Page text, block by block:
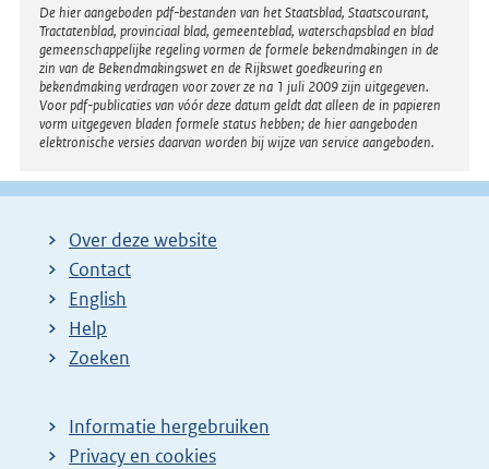
Disclaimer
De hier aangeboden pdf-bestanden van het Staatsblad, Staatscourant,
Tractatenblad, provinciaal blad, gemeenteblad, waterschapsblad en blad
gemeenschappelijke regeling vormen de formele bekendmakingen in de
zin van de Bekendmakingswet en de Rijkswet goedkeuring en
bekendmaking verdragen voor zover ze na 1 juli 2009 zijn uitgegeven.
Voor pdf-publicaties van vóór deze datum geldt dat alleen de in papieren
vorm uitgegeven bladen formele status hebben; de hier aangeboden
elektronische versies daarvan worden bij wijze van service aangeboden.
Over deze website
Contact
English
Help
Zoeken
Informatie hergebruiken
Privacy en cookies